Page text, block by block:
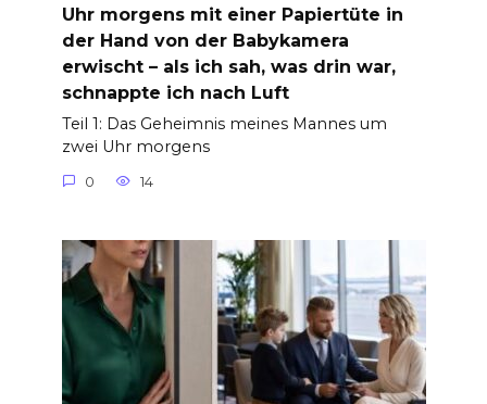
Uhr morgens mit einer Papiertüte in
der Hand von der Babykamera
erwischt – als ich sah, was drin war,
schnappte ich nach Luft
Teil 1: Das Geheimnis meines Mannes um
zwei Uhr morgens
0 14